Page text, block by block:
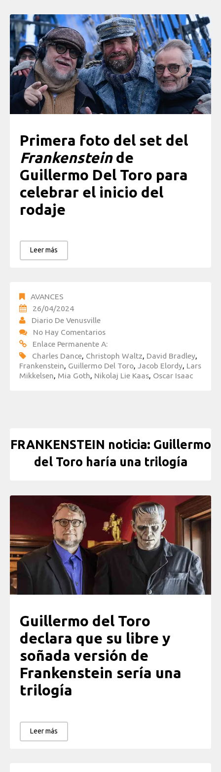
Primera foto del set del
Frankensteinde
Guillermo Del Toro para
celebrar el inicio del
rodaje
Leer más
AVANCES
26/04/2024
Diario De Venusville
No Hay Comentarios
Enlace Permanente A:
Charles Dance, Christoph Waltz, David Bradley,
Frankenstein, Guillermo Del Toro, Jacob Elordy, Lars
Mikkelsen, Mia Goth, Nikolaj Lie Kaas, Oscar Isaac
FRANKENSTEIN noticia: Guillermo
del Toro haría una trilogía
Guillermo del Toro
declara que su libre y
soñada versión de
Frankenstein sería una
trilogía
Leer más